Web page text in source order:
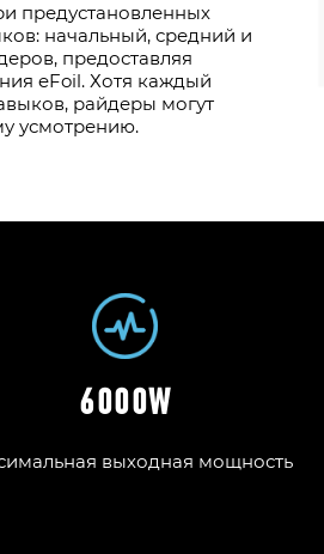
предустановленных
начальный, средний и
предоставляя
eFoil. Хотя каждый
райдеры могут
усмотрению.
6000W
выходная мощность